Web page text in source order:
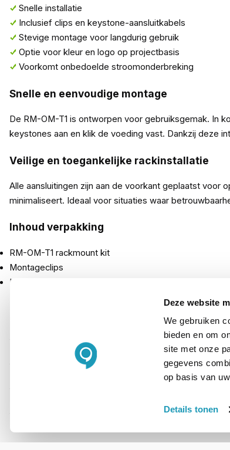
Deze website
We gebruiken
bieden en om
site met onze
gegevens
op basis van
Details tonen
Snelle installatie
Inclusief clips en keystone-aansluitkabels
Stevige montage voor langdurig gebruik
Optie voor kleur en logo op projectbasis
Voorkomt onbedoelde stroomonderbreking
Snelle en eenvoudige montage
De RM-OM-T1 is ontworpen voor gebruiksgemak. In
keystones aan en klik de voeding vast. Dankzij deze
Veilige en toegankelijke rackinstallatie
Alle aansluitingen zijn aan de voorkant geplaatst
minimaliseert. Ideaal voor situaties waar
Inhoud verpakking
RM-OM-T1 rackmount kit
Montageclips
Keystone-aansluitkabels